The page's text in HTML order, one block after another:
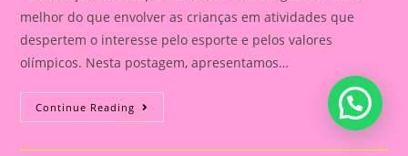
melhor do que envolver as crianças em atividades que
despertem o interesse pelo esporte e pelos valores
olímpicos. Nesta postagem, apresentamos…
Continue Reading Atividade
Com